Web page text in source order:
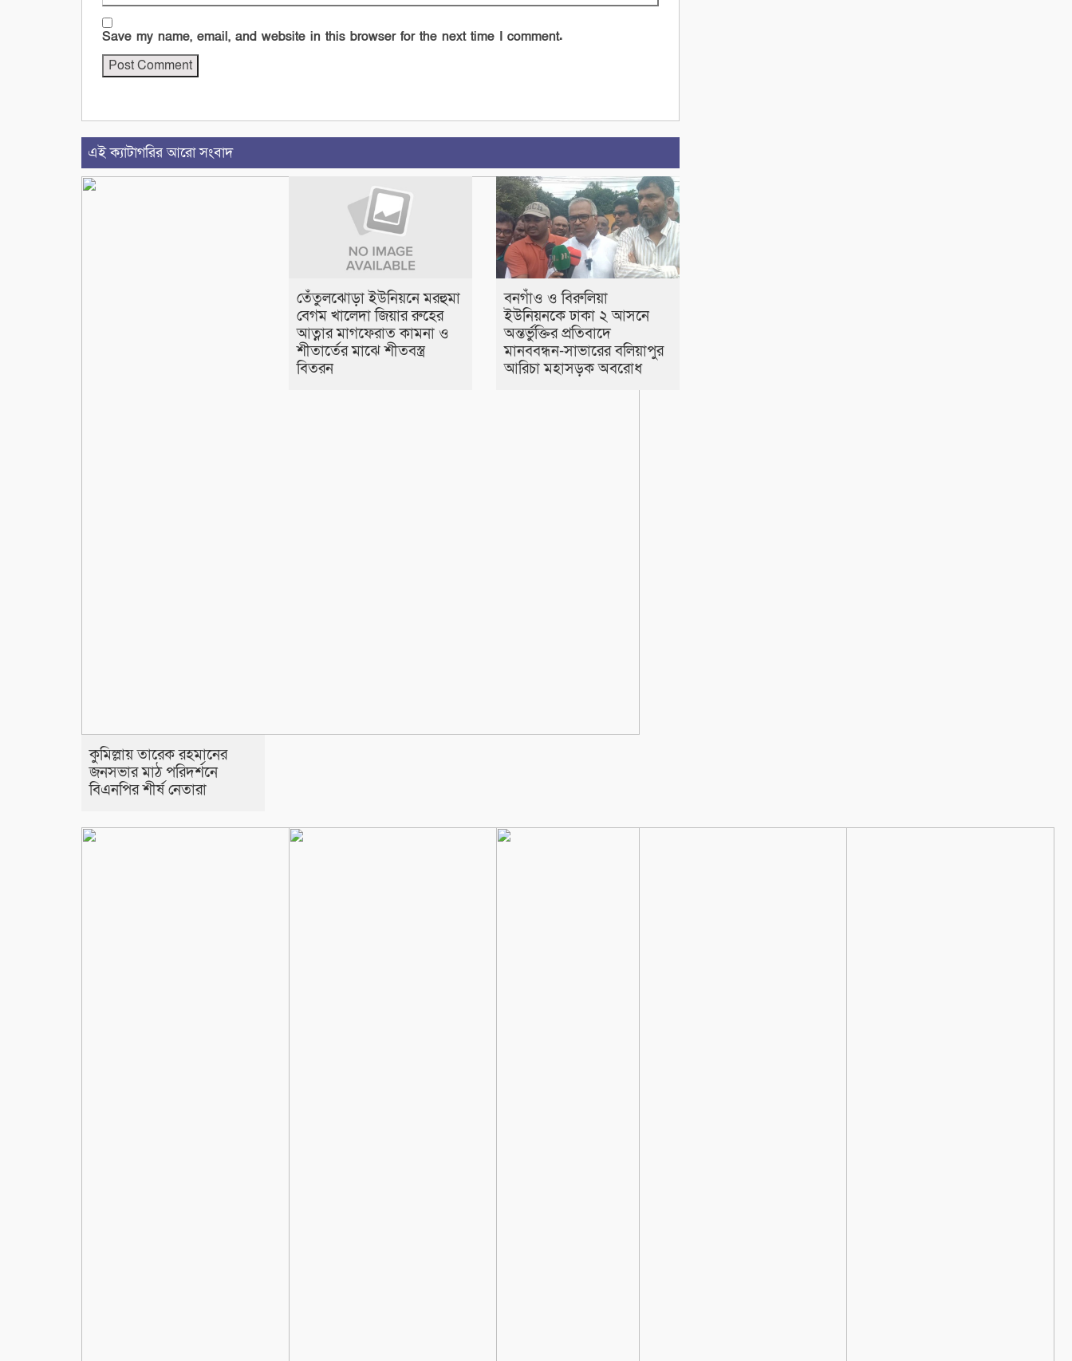
Save my name, email, and website in this browser for the next time I comment.
এই ক্যাটাগরির আরো সংবাদ
কুমিল্লায় তারেক রহমানের
জনসভার মাঠ পরিদর্শনে
বিএনপির শীর্ষ নেতারা
তেঁতুলঝোড়া ইউনিয়নে মরহুমা
বেগম খালেদা জিয়ার রুহের
আত্নার মাগফেরাত কামনা ও
শীতার্তের মাঝে শীতবস্ত্র
বিতরন
বনগাঁও ও বিরুলিয়া
ইউনিয়নকে ঢাকা ২ আসনে
অন্তর্ভুক্তির প্রতিবাদে
মানববন্ধন-সাভারের বলিয়াপুর
আরিচা মহাসড়ক অবরোধ